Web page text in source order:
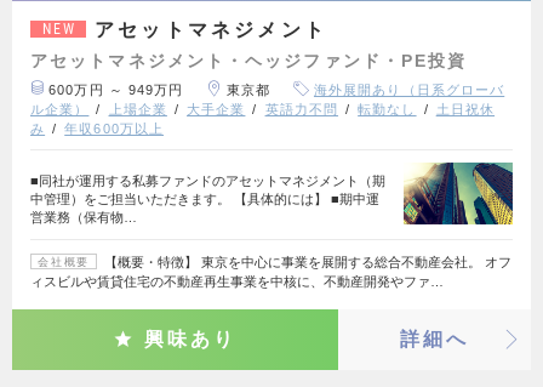
NEW アセットマネジメント
アセットマネジメント・ヘッジファンド・PE投資
600万円 ～ 949万円 東京都
海外展開あり（日系グローバ
ル企業）
上場企業 大手企業 英語力不問 転勤なし
土日祝休
み
年収600万以上
■同社が運用する私募ファンドのアセットマネジメント（期
中管理）をご担当いただきます。 【具体的には】 ■期中運
営業務（保有物…
会社概要
【概要・特徴】 東京を中心に事業を展開する総合不動産会社。 オフ
ィスビルや賃貸住宅の不動産再生事業を中核に、不動産開発やファ…
興味あり 詳細へ